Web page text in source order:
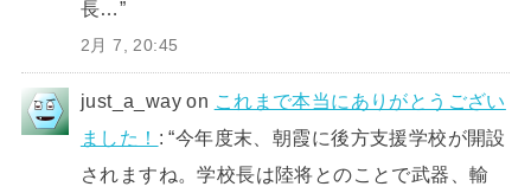
長…”
2月 7, 20:45
just_a_way on これまで本当にありがとうござい
ました！ : “今年度末、朝霞に後方支援学校が開設
されますね。学校長は陸将とのことで武器、輸